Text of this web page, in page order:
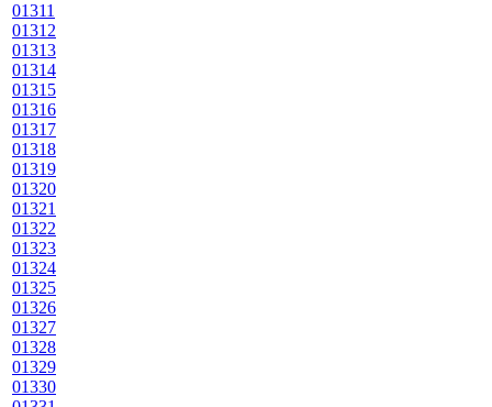
01311
01312
01313
01314
01315
01316
01317
01318
01319
01320
01321
01322
01323
01324
01325
01326
01327
01328
01329
01330